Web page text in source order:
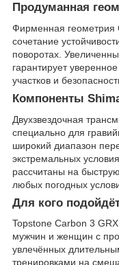
Продуманная
Фирменная геометрия
сочетание
поворотах.
гарантирует
участков и
Компоненты
Двухзвездочная
специально для
широкий диапазон
экстремальных
рассчитаны на
любых погодных
Для кого
Topstone Carbon 3
мужчин и женщин с
увлечённых
тренировками на